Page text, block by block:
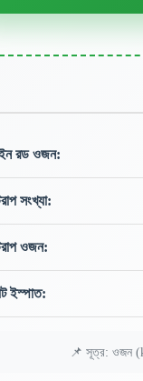
রড ওজন:
সংখ্যা:
ওজন:
ইস্পাত:
📌 সূত্র: ওজন